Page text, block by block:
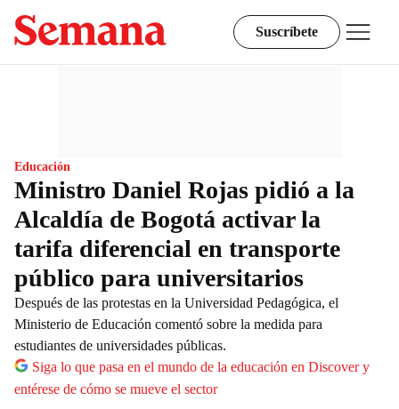
Suscríbete
Educación
Ministro Daniel Rojas pidió a la
Alcaldía de Bogotá activar la
tarifa diferencial en transporte
público para universitarios
Después de las protestas en la Universidad Pedagógica, el
Ministerio de Educación comentó sobre la medida para
estudiantes de universidades públicas.
Siga lo que pasa en el mundo de la educación en Discover y
entérese de cómo se mueve el sector